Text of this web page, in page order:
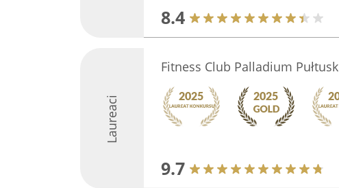
8.4
Laureaci
Fitness Club Palladium Pułtusk
9.7